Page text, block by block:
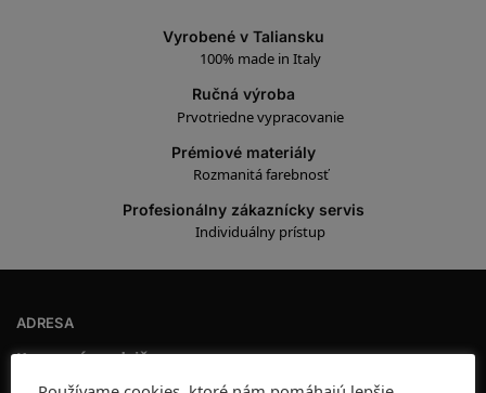
Vyrobené v Taliansku
100% made in Italy
Ručná výroba
Prvotriedne vypracovanie
Prémiové materiály
Rozmanitá farebnosť
Profesionálny zákaznícky servis
Individuálny prístup
ADRESA
Kamenná predajňa:
Gorkého 10, 811 01 Bratislava